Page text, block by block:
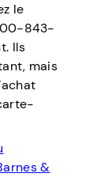
le
843-
Ils
mais
&